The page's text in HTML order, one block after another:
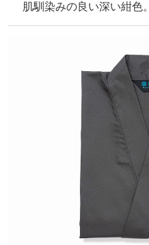
肌馴染みの良い深い紺色。